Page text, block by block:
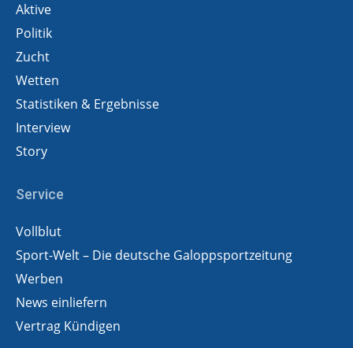
Aktive
Politik
Zucht
Wetten
Statistiken & Ergebnisse
Interview
Story
Service
Vollblut
Sport-Welt – Die deutsche Galoppsportzeitung
Werben
News einliefern
Vertrag Kündigen